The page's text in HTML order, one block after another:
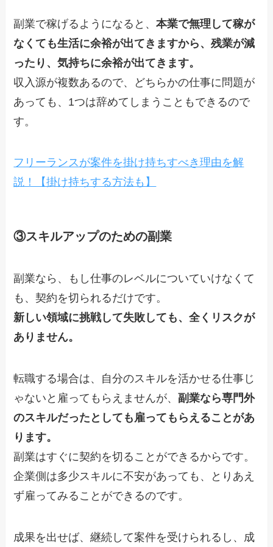
副業で稼げるようになると、本業で無理して稼が
なくても生活に余裕が出てきますから、残業が減
ったり、気持ちに余裕が出てきます。
収入源が複数あるので、どちらかの仕事に問題が
あっても、1つは辞めてしまうこともできるので
す。
フリーランスが案件を掛け持ちすべき理由を解
説！【掛け持ちする方法も】
③スキルアップのための副業
副業なら、もし仕事のレベルについていけなくて
も、契約を切られるだけです。
新しい領域に挑戦して失敗しても、全くリスクが
ありません。
転職する場合は、自分のスキルを活かせる仕事じ
ゃないと雇ってもらえませんが、副業なら専門外
のスキルだったとしても雇ってもらえることがあ
ります。
副業はすぐに契約を切ることができるからです。
企業側は多少スキルに不安があっても、とりあえ
ず雇ってみることができるのです。
成果を出せば、継続して案件を受けられるし、成